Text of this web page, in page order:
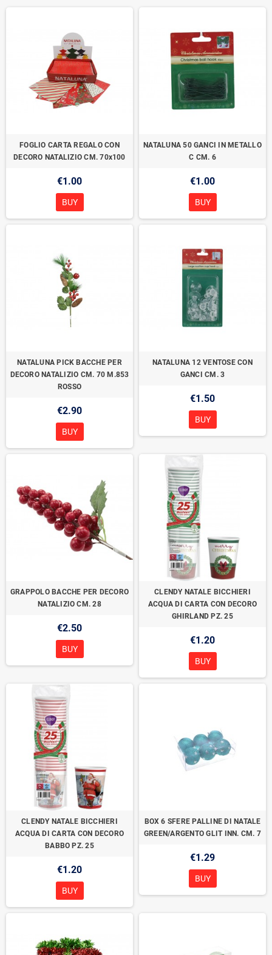
FOGLIO CARTA REGALO CON
DECORO NATALIZIO CM. 70x100
€1.00
BUY
NATALUNA 50 GANCI IN METALLO
C CM. 6
€1.00
BUY
NATALUNA PICK BACCHE PER
DECORO NATALIZIO CM. 70 M.853
ROSSO
€2.90
BUY
NATALUNA 12 VENTOSE CON
GANCI CM. 3
€1.50
BUY
GRAPPOLO BACCHE PER DECORO
NATALIZIO CM. 28
€2.50
BUY
CLENDY NATALE BICCHIERI
ACQUA DI CARTA CON DECORO
GHIRLAND PZ. 25
€1.20
BUY
CLENDY NATALE BICCHIERI
ACQUA DI CARTA CON DECORO
BABBO PZ. 25
€1.20
BUY
BOX 6 SFERE PALLINE DI NATALE
GREEN/ARGENTO GLIT INN. CM. 7
€1.29
BUY